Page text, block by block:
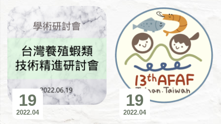
19
04
2022
19
04
2022